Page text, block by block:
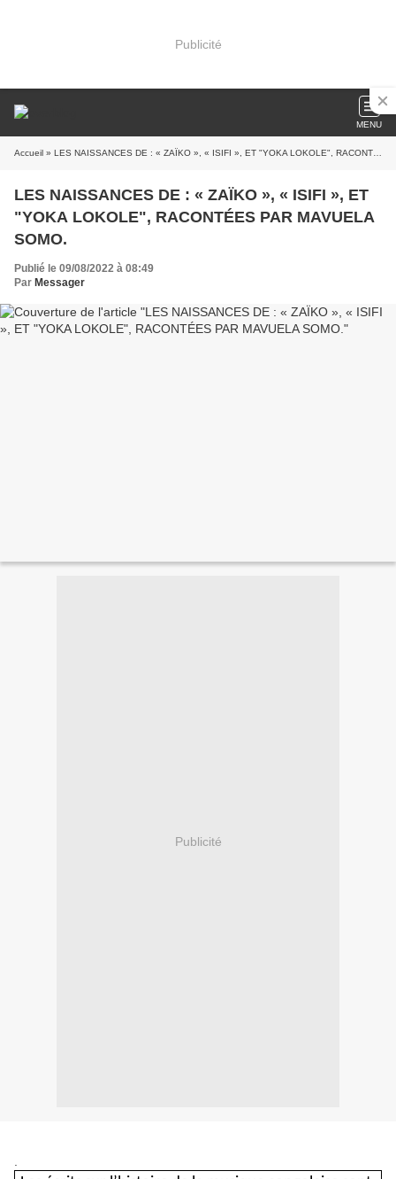
Publicité
MENU
Accueil » LES NAISSANCES DE : « ZAÏKO », « ISIFI », ET "YOKA LOKOLE", RACONTÉES PAR MAVUELA SOMO.
LES NAISSANCES DE : « ZAÏKO », « ISIFI », ET
"YOKA LOKOLE", RACONTÉES PAR MAVUELA
SOMO.
Publié le 09/08/2022 à 08:49
Par Messager
Publicité